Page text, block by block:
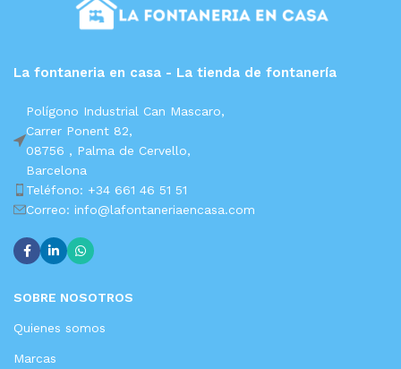
La fontaneria en casa - La tienda de fontanería
Polígono Industrial Can Mascaro,
Carrer Ponent 82,
08756 , Palma de Cervello,
Barcelona
Teléfono: +34 661 46 51 51
Correo: info@lafontaneriaencasa.com
SOBRE NOSOTROS
Quienes somos
Marcas